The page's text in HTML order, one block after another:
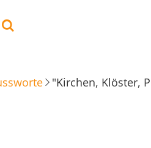
"Kirchen, Klöster,